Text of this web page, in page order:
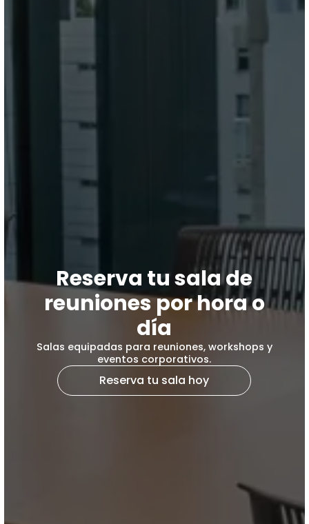
Reserva tu sala de
reuniones por hora o
día
Salas equipadas para reuniones, workshops y
eventos corporativos.
Reserva tu sala hoy